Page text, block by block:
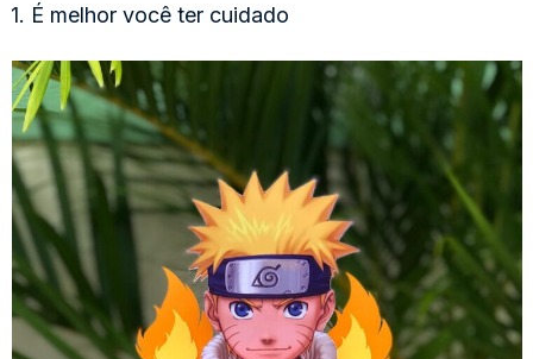
1. É melhor você ter cuidado